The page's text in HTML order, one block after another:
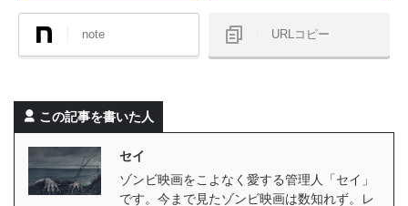
note URLコピー
この記事を書いた人
セイ
ゾンビ映画をこよなく愛する管理人「セイ」
です。今まで見たゾンビ映画は数知れず。レ